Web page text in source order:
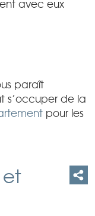
avec eux
paraît
s’occuper de la
pour les